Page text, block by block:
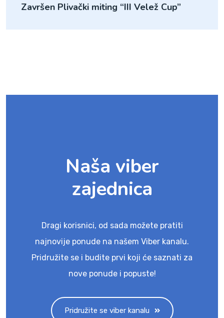
Završen Plivački miting “III Velež Cup”
Naša viber
zajednica
Dragi korisnici, od sada možete pratiti
najnovije ponude na našem Viber kanalu.
Pridružite se i budite prvi koji će saznati za
nove ponude i popuste!
Pridružite se viber kanalu